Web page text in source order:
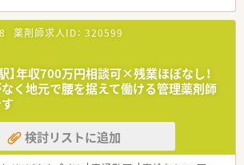
監査等、外来処方箋対応を主にお願いいたします。
幅広い科目の処方箋を取り扱います。
140枚/日。
包機（円盤）導入されています。
。患者様に合わせて立ち投薬・座り投薬どちら
うになっています。
っています。これまでのご経験やご入社後の状
担当頂く場合もございます。
薬剤師求人ID： 320599
】年収700万円相談可×残業ほぼなし！
く地元で腰を据えて働ける管理薬剤師
検討リストに追加